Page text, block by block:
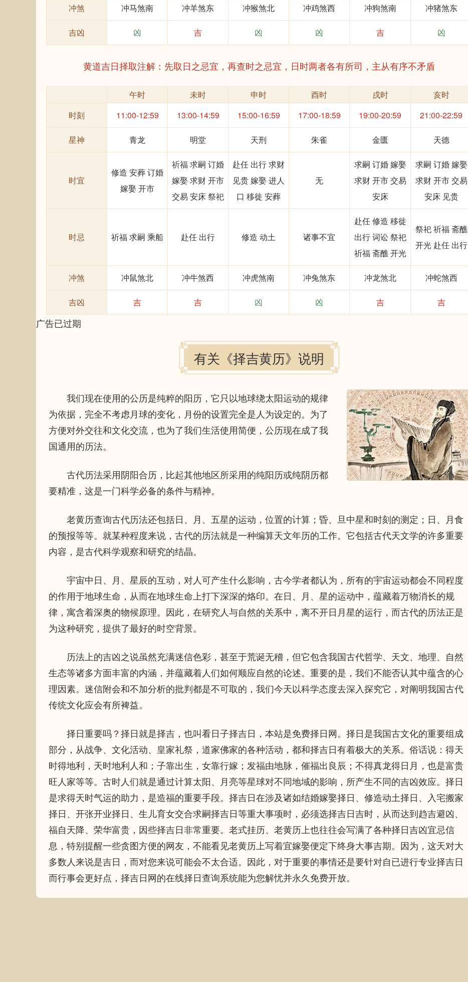
冲煞 冲马煞南 冲羊煞东 冲猴煞北 冲鸡煞西 冲狗煞南 冲猪煞东
吉凶 凶 吉 凶 凶 吉 凶
黄道吉日择取注解：先取日之忌宜，再查时之忌宜，日时两者各有所司，主从有序不矛盾
午时 未时 申时 酉时 戌时
亥时
时刻
11:00-12:59 13:00-14:59 15:00-16:59 17:00-18:59 19:00-20:59 21:00-22:59
星神 青龙 明堂 天刑 朱雀 金匮 天德
时宜
修造 安葬 订婚
嫁娶 开市
祈福 求嗣 订婚
嫁娶 求财 开市
交易 安床 祭祀
赴任 出行 求财
见贵 嫁娶 进人
口 移徙 安葬
无
求嗣 订婚 嫁娶
求财 开市 交易
安床
求嗣 订婚 嫁娶
求财 开市 交易
安床 见贵
时忌 祈福 求嗣 乘船 赴任 出行 修造 动土 诸事不宜
赴任 修造 移徙
出行 词讼 祭祀
祈福 斋醮 开光
祭祀 祈福 斋醮
开光 赴任 出行
冲煞 冲鼠煞北 冲牛煞西 冲虎煞南 冲兔煞东 冲龙煞北 冲蛇煞西
吉凶 吉 吉 凶 凶 吉 吉
广告已过期
有关《择吉黄历》说明
我们现在使用的公历是纯粹的阳历，它只以地球绕太阳运动的规律
为依据，完全不考虑月球的变化，月份的设置完全是人为设定的。为了
方便对外交往和文化交流，也为了我们生活使用简便，公历现在成了我
国通用的历法。
古代历法采用阴阳合历，比起其他地区所采用的纯阳历或纯阴历都
要精准，这是一门科学必备的条件与精神。
老黄历查询古代历法还包括日、月、五星的运动，位置的计算；昏、旦中星和时刻的测定；日、月食
的预报等等。就某种程度来说，古代的历法就是一种编算天文年历的工作。它包括古代天文学的许多重要
内容，是古代科学观察和研究的结晶。
宇宙中日、月、星辰的互动，对人可产生什么影响，古今学者都认为，所有的宇宙运动都会不同程度
的作用于地球生命，从而在地球生命上打下深深的烙印。在日、月、星的运动中，蕴藏着万物消长的规
律，寓含着深奥的物候原理。因此，在研究人与自然的关系中，离不开日月星的运行，而古代的历法正是
为这种研究，提供了最好的时空背景。
历法上的吉凶之说虽然充满迷信色彩，甚至于荒诞无稽，但它包含我国古代哲学、天文、地理、自然
生态等诸多方面丰富的内涵，并蕴藏着人们如何顺应自然的论述。重要的是，我们不能否认其中蕴含的心
理因素。迷信附会和不加分析的批判都是不可取的，我们今天以科学态度去深入探究它，对阐明我国古代
传统文化应会有所裨益。
择日重要吗？择日就是择吉，也叫看日子择吉日，本站是免费择日网。择日是我国古文化的重要组成
部分，从战争、文化活动、皇家礼祭，道家佛家的各种活动，都和择吉日有着极大的关系。俗话说：得天
时得地利，天时地利人和；子靠出生，女靠行嫁；发福由地脉，催福出良辰；不得真龙得日月，也是富贵
旺人家等等。古时人们就是通过计算太阳、月亮等星球对不同地域的影响，所产生不同的吉凶效应。择日
是求得天时气运的助力，是造福的重要手段。择吉日在涉及诸如结婚嫁娶择日、修造动土择日、入宅搬家
择日、开张开业择日、生儿育女交合求嗣择吉日等重大事项时，必须选择吉日吉时，从而达到趋吉避凶、
福自天降、荣华富贵，因些择吉日非常重要。老式挂历、老黄历上也往往会写满了各种择日吉凶宜忌信
息，特别提醒一些贪图方便的网友，不能看见老黄历上写着宜嫁娶便定下终身大事吉期。因为，这天对大
多数人来说是吉日，而对您来说可能会不太合适。因此，对于重要的事情还是要针对自已进行专业择吉日
而行事会更好点，择吉日网的在线择日查询系统能为您解忧并永久免费开放。